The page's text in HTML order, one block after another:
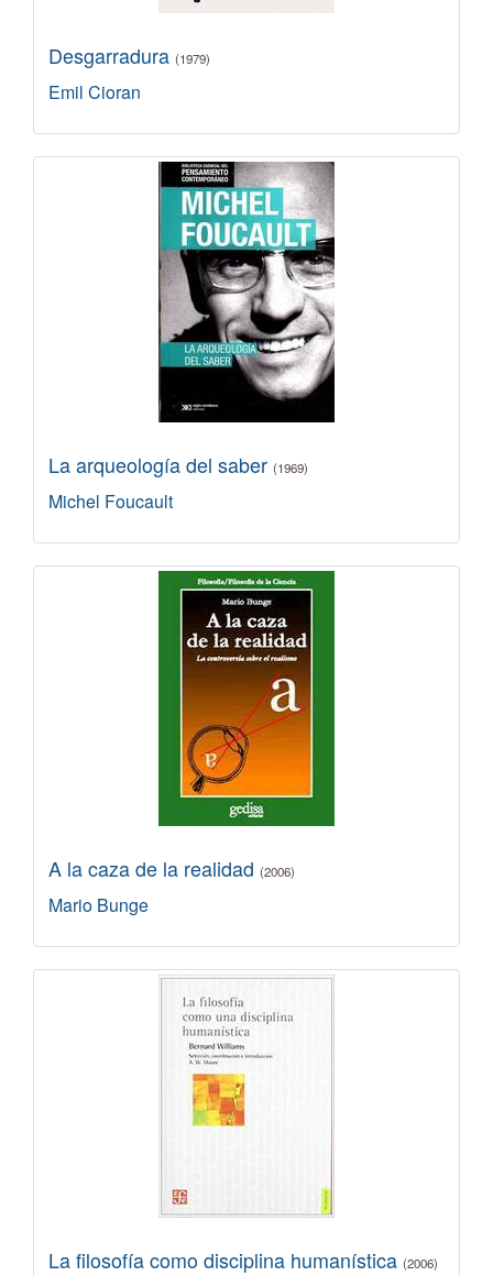
Desgarradura (1979)
Emil Cioran
La arqueología del saber (1969)
Michel Foucault
A la caza de la realidad (2006)
Mario Bunge
La filosofía como disciplina humanística (2006)